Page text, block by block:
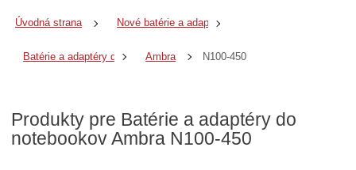
Úvodná strana Nové batérie a adaptéry
Batérie a adaptéry do notebookov
Ambra N100-450
Produkty pre Batérie a adaptéry do
notebookov Ambra N100-450